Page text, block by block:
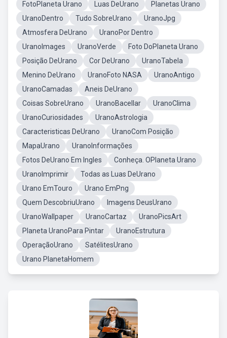
FotoPlaneta Urano Luas DeUrano
Planetas Urano
UranoDentro
Tudo SobreUrano
UranoJpg
Atmosfera DeUrano
UranoPor Dentro
UranoImages
UranoVerde
Foto DoPlaneta Urano
Posição DeUrano
Cor DeUrano
UranoTabela
Menino DeUrano
UranoFoto NASA
UranoAntigo
UranoCamadas
Aneis DeUrano
Coisas SobreUrano
UranoBacellar
UranoClima
UranoCuriosidades
UranoAstrologia
Caracteristicas DeUrano
UranoCom Posição
MapaUrano
UranoInformações
Fotos DeUrano Em Ingles
Conheça. OPlaneta Urano
UranoImprimir
Todas as Luas DeUrano
Urano EmTouro
Urano EmPng
Quem DescobriuUrano
Imagens DeusUrano
UranoWallpaper
UranoCartaz
UranoPicsArt
Planeta UranoPara Pintar
UranoEstrutura
OperaçãoUrano
SatélitesUrano
Urano PlanetaHomem